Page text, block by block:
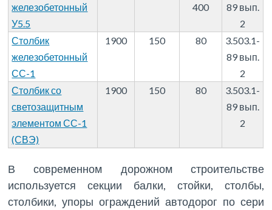
железобетонный
У5.5
400
89 вып.
2
Столбик
железобетонный
СС-1
1900 150 80
3.503.1-
89 вып.
2
Столбик со
светозащитным
элементом СС-1
(СВЭ)
1900 150 80
3.503.1-
89 вып.
2
В современном дорожном строительстве
используется секции балки, стойки, столбы,
столбики, упоры ограждений автодорог по сери